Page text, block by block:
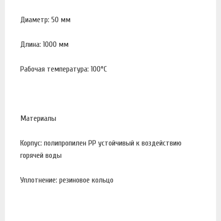
Диаметр: 50 мм
Длина: 1000 мм
Рабочая температура: 100°С
Материалы
Корпус: полипропилен PP устойчивый к воздействию
горячей воды
Уплотнение: резиновое кольцо